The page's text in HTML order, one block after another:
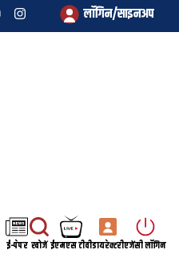
लॉगिन/साइनअप
ई-पेपर खोजें ईएमएस टीवीडायरेक्टरीएजेंसी लॉगिन